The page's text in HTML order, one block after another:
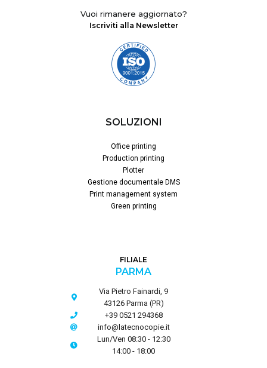
Vuoi rimanere aggiornato?
Iscriviti alla Newsletter
SOLUZIONI
Office printing
Production printing
Plotter
Gestione documentale DMS
Print management system
Green printing
FILIALE
PARMA
Via Pietro Fainardi, 9
43126 Parma (PR)
+39 0521 294368
info@latecnocopie.it
Lun/Ven 08:30 - 12:30
14:00 - 18:00